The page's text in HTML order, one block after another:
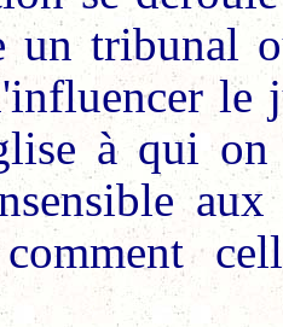
un tribunal
le
à qui
comment